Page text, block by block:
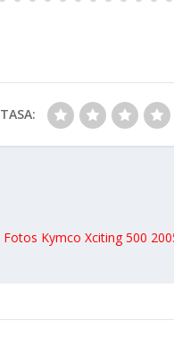
TASA:
Fotos Kymco Xciting 500